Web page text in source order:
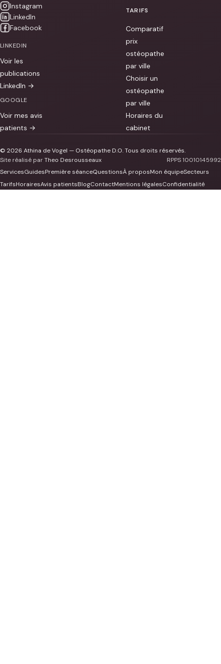
Instagram
LinkedIn
Facebook
LINKEDIN
Voir les
publications
LinkedIn →
GOOGLE
Voir mes avis
patients →
TARIFS
Comparatif
prix
ostéopathe
par ville
Choisir un
ostéopathe
par ville
Horaires du
cabinet
© 2026 Athina de Vogel — Ostéopathe D.O. Tous droits réservés.
Site réalisé parTheo Desrousseaux
RPPS 10010145992
ServicesGuidesPremière séanceQuestionsÀ proposMon équipeSecteurs
TarifsHorairesAvis patientsBlogContactMentions légalesConfidentialité